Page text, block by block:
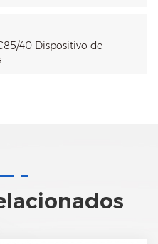
40 Dispositivo de